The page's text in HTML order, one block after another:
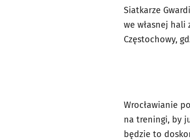
Siatkarze
we własnej hali
Częstochowy,
Wrocławianie
na treningi, by
będzie to